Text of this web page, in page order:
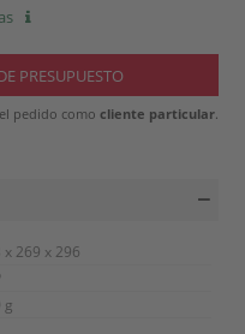
pedido como cliente particular.
x 269 x 296
g